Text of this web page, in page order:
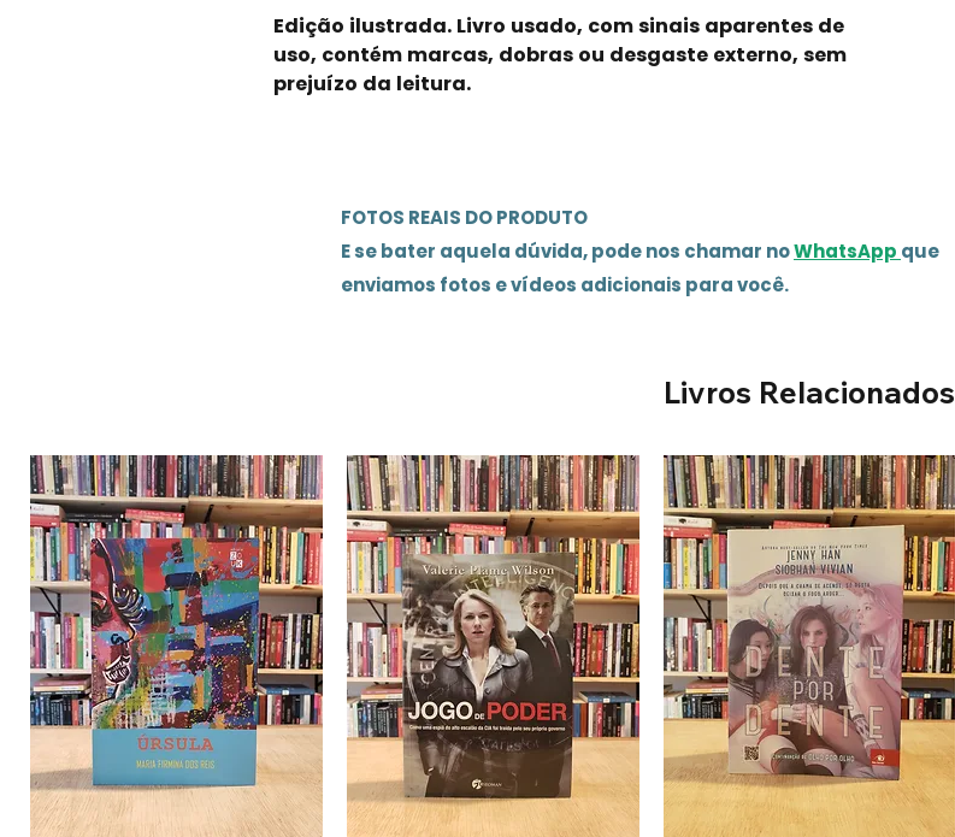
Edição ilustrada. Livro usado, com sinais aparentes de
uso, contém marcas, dobras ou desgaste externo, sem
prejuízo da leitura.
FOTOS REAIS DO PRODUTO
E se bater aquela dúvida, pode nos chamar noWhatsApp que
enviamos fotos e vídeos adicionais para você.
Livros Relacionados